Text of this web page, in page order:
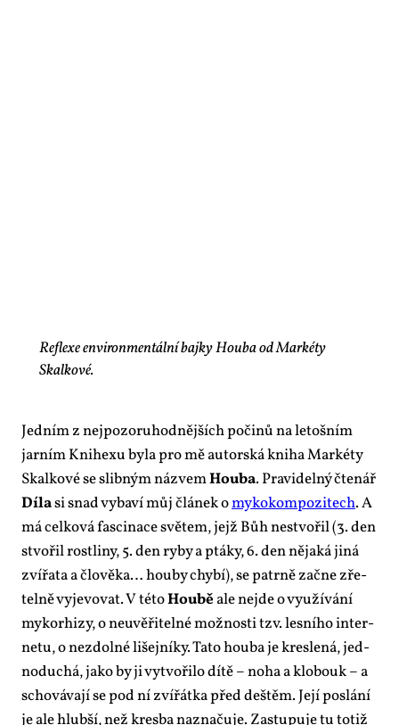
Reflexe environmentální bajky Houba od Markéty
Skalkové.
Jed­ním z nej­po­zo­ru­hod­něj­ších po­či­nů na le­toš­ním
jar­ním Kni­he­xu by­la pro mě au­tor­ská kni­ha Mar­kéty
Skal­ko­vé se slib­ným ná­zvemHou­ba. Pra­vi­del­ný čte­nář
Dí­lasi snad vy­ba­ví můj člá­nek omy­ko­kom­po­zi­tech. A
má cel­ko­vá fas­ci­na­ce svě­tem, jejž Bůh ne­stvo­řil (3. den
stvo­řil rost­li­ny, 5. den ry­by a ptá­ky, 6. den ně­ja­ká ji­ná
zví­řa­ta a člo­vě­ka… hou­by chy­bí), se pa­tr­ně za­čne zře­
tel­ně vy­je­vo­vat. V té­toHou­bě ale nejde o vy­u­ží­vá­ní
my­korhi­zy, o ne­u­vě­ři­tel­né mož­nos­ti tzv. les­ní­ho in­ter­
ne­tu, o ne­zdol­né li­šej­ní­ky. Ta­to hou­ba je kres­le­ná, jed­
no­du­chá, ja­ko by ji vy­tvo­ři­lo dí­tě – no­ha a klo­bouk – a
scho­vá­va­jí se pod ní zví­řát­ka před deš­těm. Je­jí po­slá­ní
je ale hlub­ší, než kres­ba na­zna­ču­je. Za­stu­pu­je tu totiž